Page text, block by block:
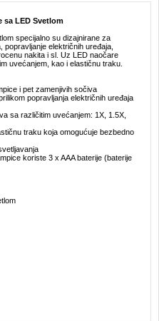
sa LED Svetlom
specijalno su dizajnirane za
električnih uređaja,
nakita i sl. Uz LED naočare
uvećanjem, kao i elastičnu traku.
i pet zamenjivih sočiva
popravljanja električnih uređaja
sa različitim uvećanjem: 1X, 1.5X,
traku koja omogućuje bezbedno
koriste 3 x AAA baterije (baterije